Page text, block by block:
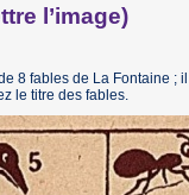
l’image)
8 fables de La Fontaine
le titre des fables.